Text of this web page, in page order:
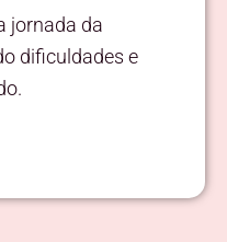
jornada da
dificuldades e